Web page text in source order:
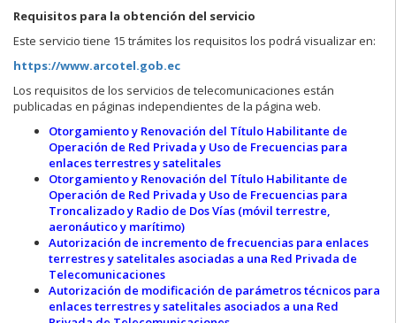
Requisitos para la obtención del servicio
Este servicio tiene 15 trámites los requisitos los podrá visualizar en:
https://www.arcotel.gob.ec
Los requisitos de los servicios de telecomunicaciones están
publicadas en páginas independientes de la página web.
Otorgamiento y Renovación del Título Habilitante de
Operación de Red Privada y Uso de Frecuencias para
enlaces terrestres y satelitales
Otorgamiento y Renovación del Título Habilitante de
Operación de Red Privada y Uso de Frecuencias para
Troncalizado y Radio de Dos Vías (móvil terrestre,
aeronáutico y marítimo)
Autorización de incremento de frecuencias para enlaces
terrestres y satelitales asociadas a una Red Privada de
Telecomunicaciones
Autorización de modificación de parámetros técnicos para
enlaces terrestres y satelitales asociados a una Red